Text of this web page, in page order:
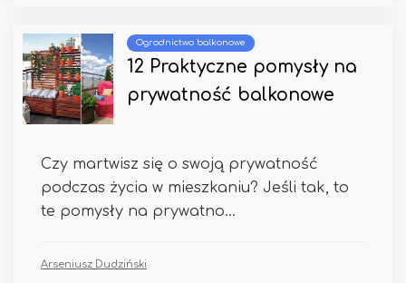
Ogrodnictwo balkonowe
12 Praktyczne pomysły na
prywatność balkonowe
Czy martwisz się o swoją prywatność
podczas życia w mieszkaniu? Jeśli tak, to
te pomysły na prywatno...
Arseniusz Dudziński